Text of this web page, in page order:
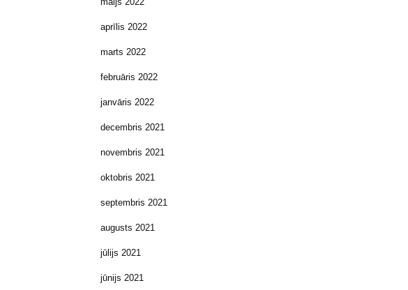
aprīlis 2022
marts 2022
februāris 2022
janvāris 2022
decembris 2021
novembris 2021
oktobris 2021
septembris 2021
augusts 2021
jūlijs 2021
jūnijs 2021